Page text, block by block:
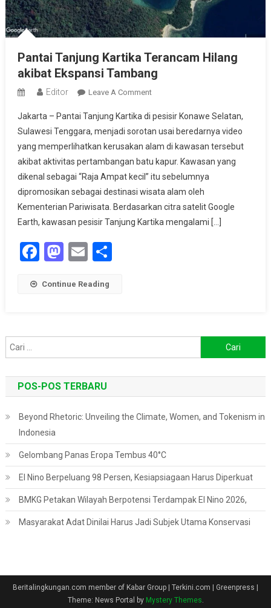
Pantai Tanjung Kartika Terancam Hilang
akibat Ekspansi Tambang
Editor Leave A CommentOn
Tanjung
Kartika
Terancam
Hilang
Akibat
Ekspansi
Tambang
Jakarta – Pantai Tanjung Kartika di pesisir Konawe Selatan,
Sulawesi Tenggara, menjadi sorotan usai beredarnya video
yang memperlihatkan kerusakan alam di kawasan tersebut
akibat aktivitas pertambangan batu kapur. Kawasan yang
dikenal sebagai “Raja Ampat kecil” itu sebelumnya
dipromosikan sebagai destinasi wisata alam oleh
Kementerian Pariwisata. Berdasarkan citra satelit Google
Earth, kawasan pesisir Tanjung Kartika mengalami […]
Facebook
Mastodon
EmailShare
Continue Reading
untuk:
POS-POS TERBARU
Beyond Rhetoric: Unveiling the Climate, Women, and Tokenism in
Indonesia
Gelombang Panas Eropa Tembus 40°C
El Nino Berpeluang 98 Persen, Kesiapsiagaan Harus Diperkuat
BMKG Petakan Wilayah Berpotensi Terdampak El Nino 2026,
Masyarakat Adat Dinilai Harus Jadi Subjek Utama Konservasi
Beritalingkungan.com member of Kabar Group | Terkini.com | Greenpress
Theme: News Portal by Mystery Themes.